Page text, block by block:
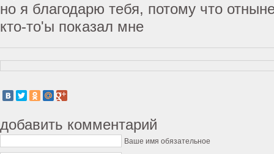
но я благодарю тебя, потому что
кто-то'ы показал мне
добавить комментарий
Ваше имя обязательное